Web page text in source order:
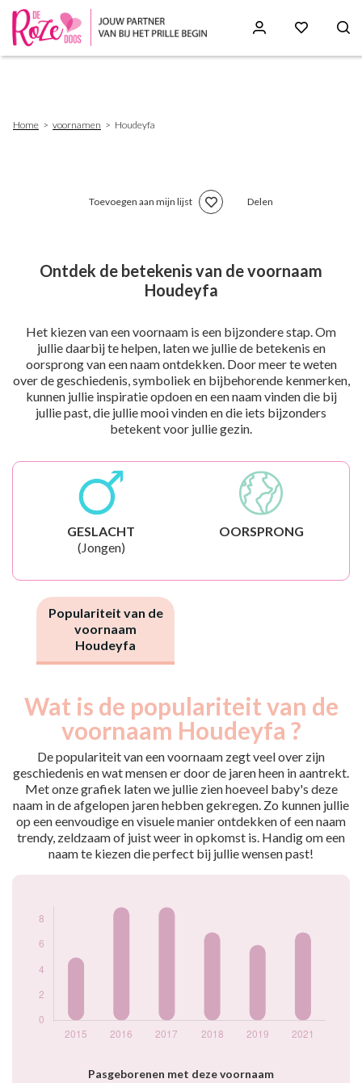
Home voornamen Houdeyfa
Toevoegen aan mijn lijst Delen
Ontdek de betekenis van de voornaam
Houdeyfa
Het kiezen van een voornaam is een bijzondere stap. Om
jullie daarbij te helpen, laten we jullie de betekenis en
oorsprong van een naam ontdekken. Door meer te weten
over de geschiedenis, symboliek en bijbehorende kenmerken,
kunnen jullie inspiratie opdoen en een naam vinden die bij
jullie past, die jullie mooi vinden en die iets bijzonders
betekent voor jullie gezin.
GESLACHT
(Jongen)
OORSPRONG
Populariteit van de
voornaam
Houdeyfa
Wat is de populariteit van de
voornaam Houdeyfa ?
De populariteit van een voornaam zegt veel over zijn
geschiedenis en wat mensen er door de jaren heen in aantrekt.
Met onze grafiek laten we jullie zien hoeveel baby's deze
naam in de afgelopen jaren hebben gekregen. Zo kunnen jullie
op een eenvoudige en visuele manier ontdekken of een naam
trendy, zeldzaam of juist weer in opkomst is. Handig om een
naam te kiezen die perfect bij jullie wensen past!
Pasgeborenen met deze voornaam
Popularité du
Année
Nouveaux-
nés
2016
9
2017
9
2018
7
2019
6
2021
7